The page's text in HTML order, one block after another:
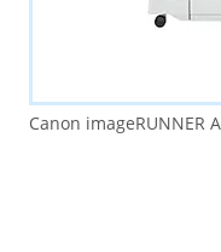
Canon imageRUNNER